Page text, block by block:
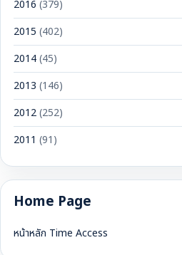
2016 (379)
2015 (402)
2014(45)
2013 (146)
2012(252)
2011 (91)
Home Page
หน้าหลัก Time Access